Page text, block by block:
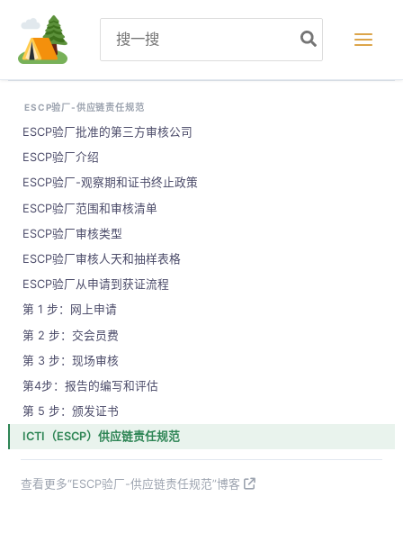
for:
ESCP验厂-供应链责任规范
ESCP验厂批准的第三方审核公司
ESCP验厂介绍
ESCP验厂-观察期和证书终止政策
ESCP验厂范围和审核清单
ESCP验厂审核类型
ESCP验厂审核人天和抽样表格
ESCP验厂从申请到获证流程
第 1 步：网上申请
第 2 步：交会员费
第 3 步：现场审核
第4步：报告的编写和评估
第 5 步：颁发证书
ICTI（ESCP）供应链责任规范
查看更多“ESCP验厂-供应链责任规范”博客